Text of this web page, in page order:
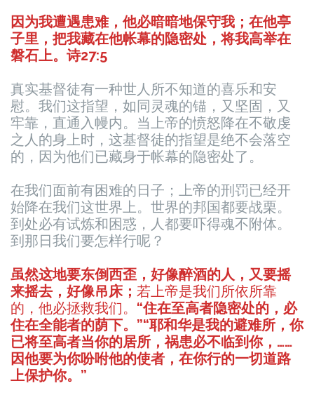
因为我遭遇患难，他必暗暗地保守我；在他亭
子里，把我藏在他帐幕的隐密处，将我高举在
磐石上。诗27:5
真实基督徒有一种世人所不知道的喜乐和安
慰。我们这指望，如同灵魂的锚，又坚固，又
牢靠，直通入幔内。当上帝的愤怒降在不敬虔
之人的身上时，这基督徒的指望是绝不会落空
的，因为他们已藏身于帐幕的隐密处了。
在我们面前有困难的日子；上帝的刑罚已经开
始降在我们这世界上。世界的邦国都要战栗。
到处必有试炼和困惑，人都要吓得魂不附体。
到那日我们要怎样行呢？
虽然这地要东倒西歪，好像醉酒的人，又要摇
来摇去，好像吊床； 若上帝是我们所依所靠
的，他必拯救我们。 “住在至高者隐密处的，必
住在全能者的荫下。”“耶和华是我的避难所，你
已将至高者当你的居所，祸患必不临到你，……
因他要为你吩咐他的使者，在你行的一切道路
上保护你。”